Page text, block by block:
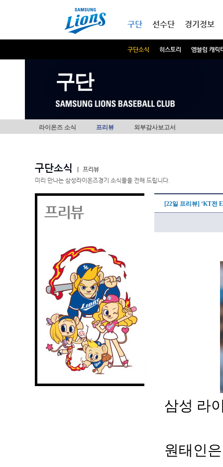
구단
구단소식 히스토리 엠블럼 캐릭
선수단 경기정보
구단
라이온즈 소식 프리뷰 외부감사보고서
구단소식
프리뷰
미리 만나는 삼성라이온즈경기 소식들을 전해 드립니다.
프리뷰 [22일 프리뷰] ‘KT전
삼성 라
원태인